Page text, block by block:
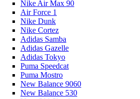
Nike Air Max 90
Air Force 1
Nike Dunk
Nike Cortez
Adidas Samba
Adidas Gazelle
Adidas Tokyo
Puma Speedcat
Puma Mostro
New Balance 9060
New Balance 530